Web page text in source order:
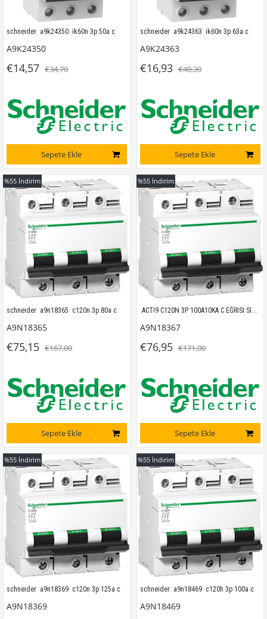
schneider  a9k24350  ik60n 3p 50a c
A9K24350
€14,57 €34,70
Sepete Ekle
schneider  a9k24363  ik60n 3p 63a c
A9K24363
€16,93 €40,30
Sepete Ekle
schneider  a9n18365  c120n 3p 80a c
A9N18365
€75,15 €167,00
Sepete Ekle
%55 İndirim
ACTI9 C120N 3P 100A10KA C EĞRISI SIGORTA
A9N18367
€76,95 €171,00
Sepete Ekle
%55 İndirim
schneider  a9n18369  c120n 3p 125a c
A9N18369
%55 İndirim
schneider  a9n18469  c120h 3p 100a c
A9N18469
%55 İndirim